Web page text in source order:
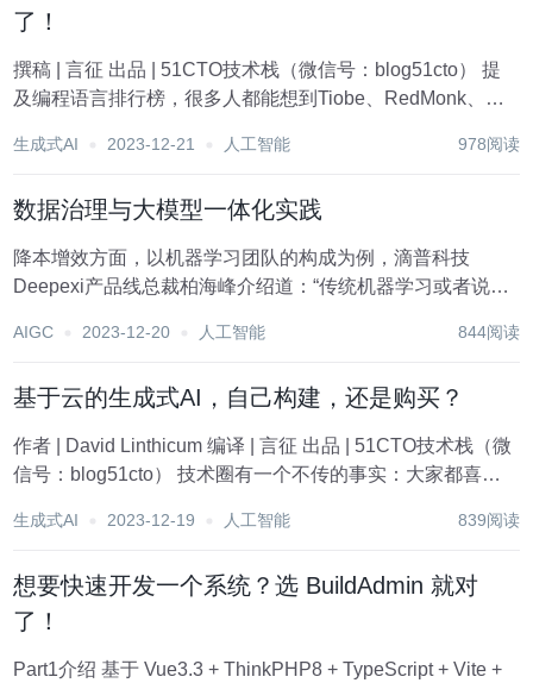
了！
撰稿 | 言征 出品 | 51CTO技术栈（微信号：blog51cto） 提
及编程语言排行榜，很多人都能想到Tiobe、RedMonk、
最近，这家号称编程语言榜单天花板的RedMonk似...
生成式AI 2023-12-21 人工智能 978阅读
数据治理与大模型一体化实践
降本增效方面，以机器学习团队的构成为例，滴普科技
Deepexi产品线总裁柏海峰介绍道：“传统机器学习或者说小
到这个问题。具体来说，一般需要构建一个综合性的团队即
AIGC 2023-12-20 人工智能 844阅读
基于云的生成式AI，自己构建，还是购买？
作者 | David Linthicum 编译 | 言征 出品 | 51CTO技术栈（微
信号：blog51cto） 技术圈有一个不传的事实：大家都喜欢
能似乎并未遵循这一模式。 生成式 AI 正在推动一...
生成式AI 2023-12-19 人工智能 839阅读
想要快速开发一个系统？选 BuildAdmin 就对
了！
Part1介绍 基于 Vue3.3 + ThinkPHP8 + TypeScript + Vite +